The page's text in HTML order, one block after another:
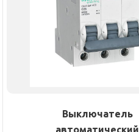
Выключатель
автоматический